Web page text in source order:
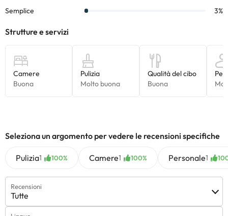
Seleziona un argomento per vedere le recensioni specifiche
Pulizia1 100% Camere1 100% Personale1
Recensioni
Tutte